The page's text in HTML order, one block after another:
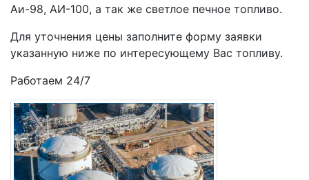
Аи-98, АИ-100, а так же светлое печное топливо.
Для уточнения цены заполните форму заявки
указанную ниже по интересующему Вас топливу.
Работаем 24/7
Комментарий
Дополнительная информация поможет
правильно рассчитать цену